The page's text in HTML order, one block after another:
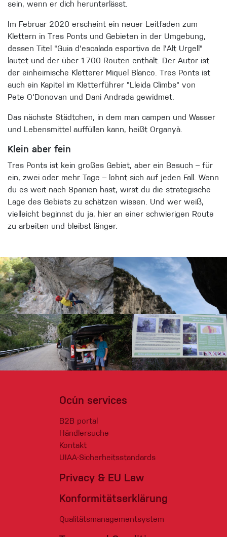
sein, wenn er dich herunterlässt.
Im Februar 2020 erscheint ein neuer Leitfaden zum
Klettern in Tres Ponts und Gebieten in der Umgebung,
dessen Titel "Guia d'escalada esportiva de l'Alt Urgell"
lautet und der über 1.700 Routen enthält. Der Autor ist
der einheimische Kletterer Miquel Blanco. Tres Ponts ist
auch ein Kapitel im Kletterführer "Lleida Climbs" von
Pete O'Donovan und Dani Andrada gewidmet.
Das nächste Städtchen, in dem man campen und Wasser
und Lebensmittel auffüllen kann, heißt Organyà.
Klein aber fein
Tres Ponts ist kein großes Gebiet, aber ein Besuch – für
ein, zwei oder mehr Tage – lohnt sich auf jeden Fall. Wenn
du es weit nach Spanien hast, wirst du die strategische
Lage des Gebiets zu schätzen wissen. Und wer weiß,
vielleicht beginnst du ja, hier an einer schwierigen Route
zu arbeiten und bleibst länger.
Ocún services
B2B portal
Händlersuche
Kontakt
UIAA-Sicherheitsstandards
Privacy & EU Law
Konformitätserklärung
Qualitätsmanagementsystem